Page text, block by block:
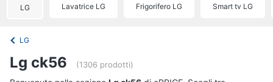
LG Lavatrice LG Frigorifero LG Smart tv LG
LG
Lg ck56 (1306 prodotti)